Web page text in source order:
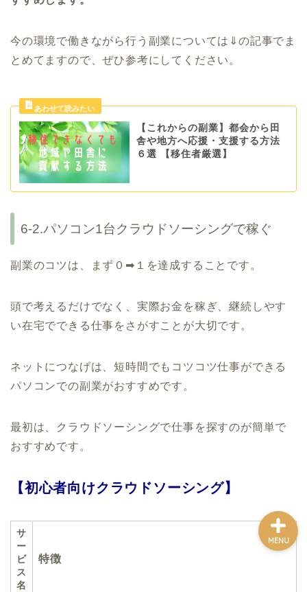
今の環境で働きながら行う副業については⇓の記事でま
とめてますので、ぜひ参考にしてください。
【これからの副業】都会から田
舎や地方へ応援・支援する方法
６選 【移住者厳選】
6-2.パソコン1台クラウドソーシングで稼ぐ
副業のコツは、まず０➡１を達成することです。
頭で考えるだけでなく、実際お金を稼ぎ、継続しやす
い在宅でできる仕事をさがすことが大切です。
ネットにつなげは、短時間でもコツコツ仕事ができる
パソコンでの副業がおすすめです。
最初は、クラウドソーシングで仕事を探すのが簡単で
おすすめです。
【初心者向けクラウドソーシング】
サ
ー
ビ
ス
名
特徴
MENU
ホーム
複業